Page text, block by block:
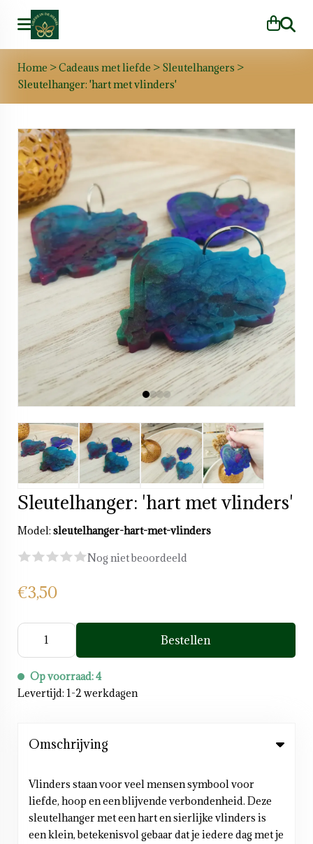
Home >Cadeaus met liefde > Sleutelhangers >
Sleutelhanger: 'hart met vlinders'
Sleutelhanger: 'hart met vlinders'
Model: sleutelhanger-hart-met-vlinders
Nog niet beoordeeld
€3,50
Bestellen
Op voorraad: 4
Levertijd: 1-2 werkdagen
Omschrijving
Vlinders staan voor veel mensen symbool voor
liefde, hoop en een blijvende verbondenheid. Deze
sleutelhanger met een hart en sierlijke vlinders is
een klein, betekenisvol gebaar dat je iedere dag met je